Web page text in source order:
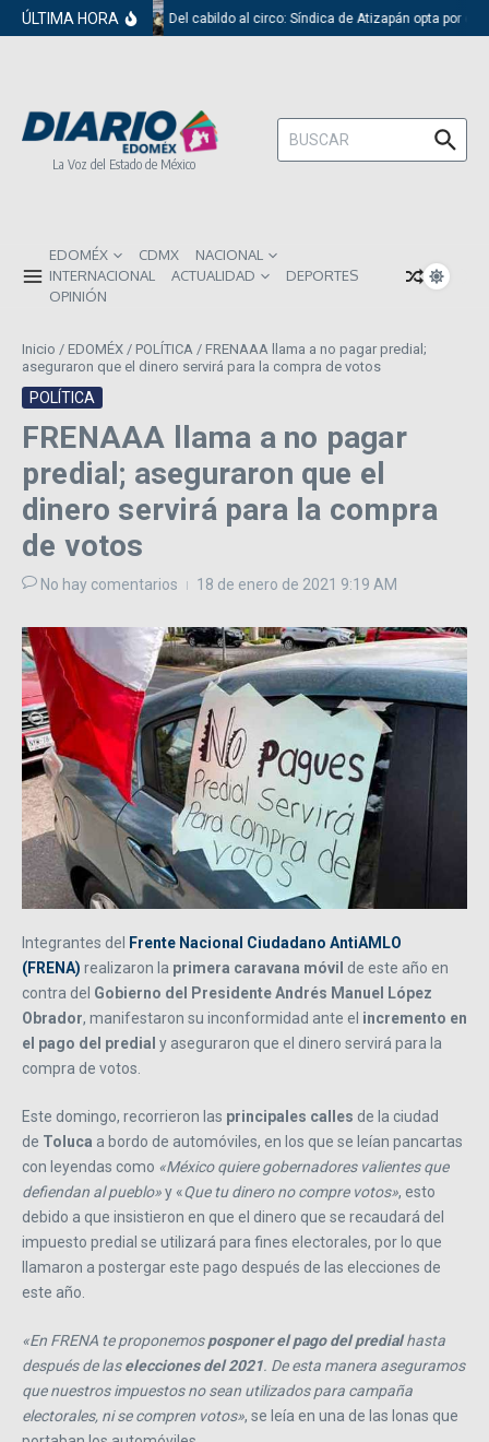
Saltar al contenido
ÚLTIMA HORA Del cabildo al circo: Síndica de Atizapán opta por el
La Voz del Estado de México
Buscar:
EDOMÉX CDMX
NACIONAL
INTERNACIONAL
ACTUALIDAD
DEPORTES
OPINIÓN
Inicio / EDOMÉX / POLÍTICA / FRENAAA llama a no pagar predial;
aseguraron que el dinero servirá para la compra de votos
POLÍTICA
FRENAAA llama a no pagar
predial; aseguraron que el
dinero servirá para la compra
de votos
No hay comentarios 18 de enero de 2021 9:19 AM
Integrantes del
Frente Nacional Ciudadano AntiAMLO
(FRENA) realizaron la primera caravana móvil de este año en
contra del Gobierno del Presidente Andrés Manuel López
Obrador, manifestaron su inconformidad ante el incremento en
el pago del predial y aseguraron que el dinero servirá para la
compra de votos.
Este domingo, recorrieron las principales calles de la ciudad
de Toluca a bordo de automóviles, en los que se leían pancartas
con leyendas como «México quiere gobernadores valientes que
defiendan al pueblo»y «Que tu dinero no compre votos», esto
debido a que insistieron en que el dinero que se recaudará del
impuesto predial se utilizará para fines electorales, por lo que
llamaron a postergar este pago después de las elecciones de
este año.
«En FRENA te proponemosposponer el pago del predialhasta
después de laselecciones del 2021. De esta manera aseguramos
que nuestros impuestos no sean utilizados para campaña
electorales, ni se compren votos», se leía en una de las lonas que